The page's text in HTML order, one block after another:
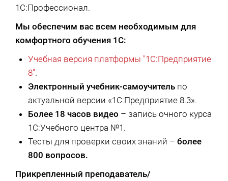
1С:Профессионал.
Мы обеспечим вас всем необходимым для
комфортного обучения 1С:
Учебная версия платформы "1С:Предприятие
8".
Электронный учебник-самоучитель по
актуальной версии «1С:Предприятие 8.3».
Более 18 часов видео – запись очного курса
1С:Учебного центра №1.
Тесты для проверки своих знаний – более
800 вопросов.
Прикрепленный преподаватель/